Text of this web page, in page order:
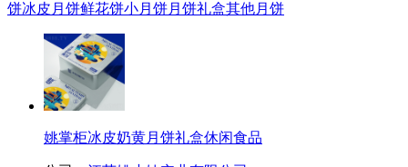
饼冰皮月饼鲜花饼小月饼月饼礼盒其他月饼
姚掌柜冰皮奶黄月饼礼盒休闲食品